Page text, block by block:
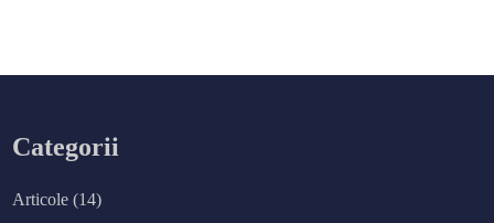
Categorii
Articole (14)